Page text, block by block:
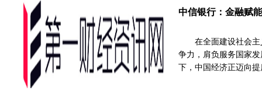
中信银行：金融赋
在全面建设社会
争力，肩负服务国家
下，中国经济正迈向